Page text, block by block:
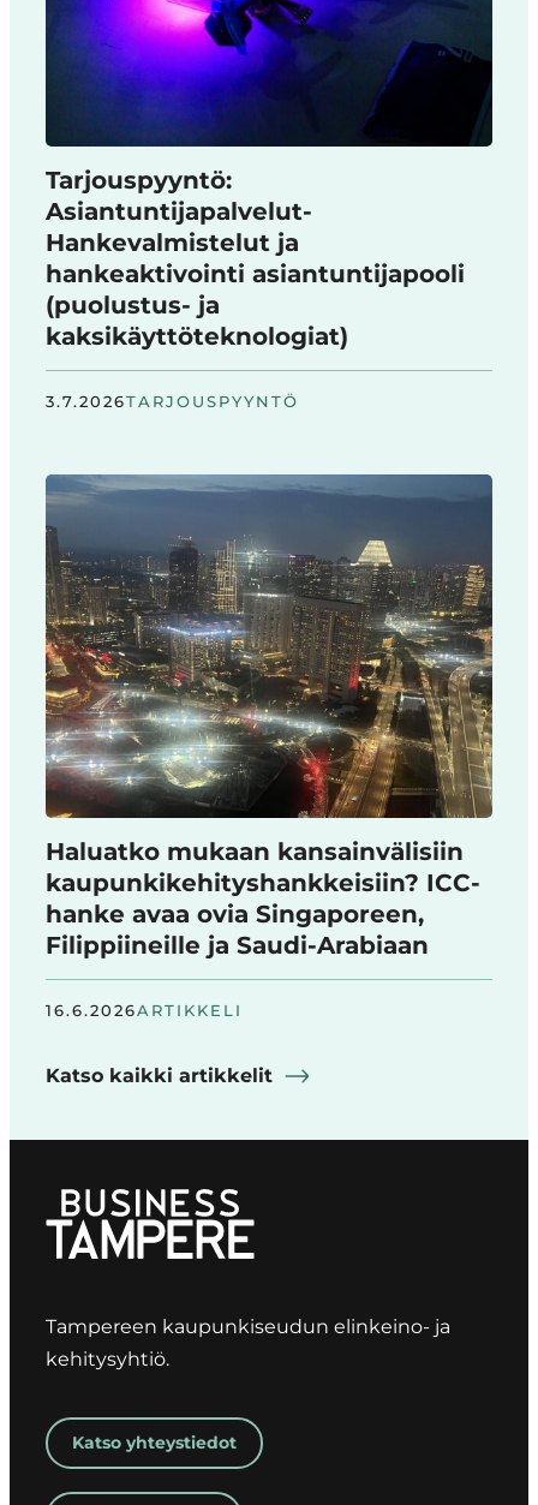
Tarjouspyyntö:
Asiantuntijapalvelut-
Hankevalmistelut ja
hankeaktivointi asiantuntijapooli
(puolustus- ja
kaksikäyttöteknologiat)
3.7.2026TARJOUSPYYNTÖ
Haluatko mukaan kansainvälisiin
kaupunkikehityshankkeisiin? ICC-
hanke avaa ovia Singaporeen,
Filippiineille ja Saudi-Arabiaan
16.6.2026ARTIKKELI
Katso kaikki artikkelit
Tampereen kaupunkiseudun elinkeino- ja
kehitysyhtiö.
Katso yhteystiedot